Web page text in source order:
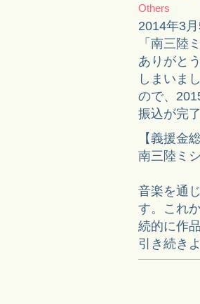
Others
2014年3
「南三陸
ありがと
しまいま
ので、
振込が完
【義援金
南三陸ミ
音楽を通
す。これ
続的に作
引き続き